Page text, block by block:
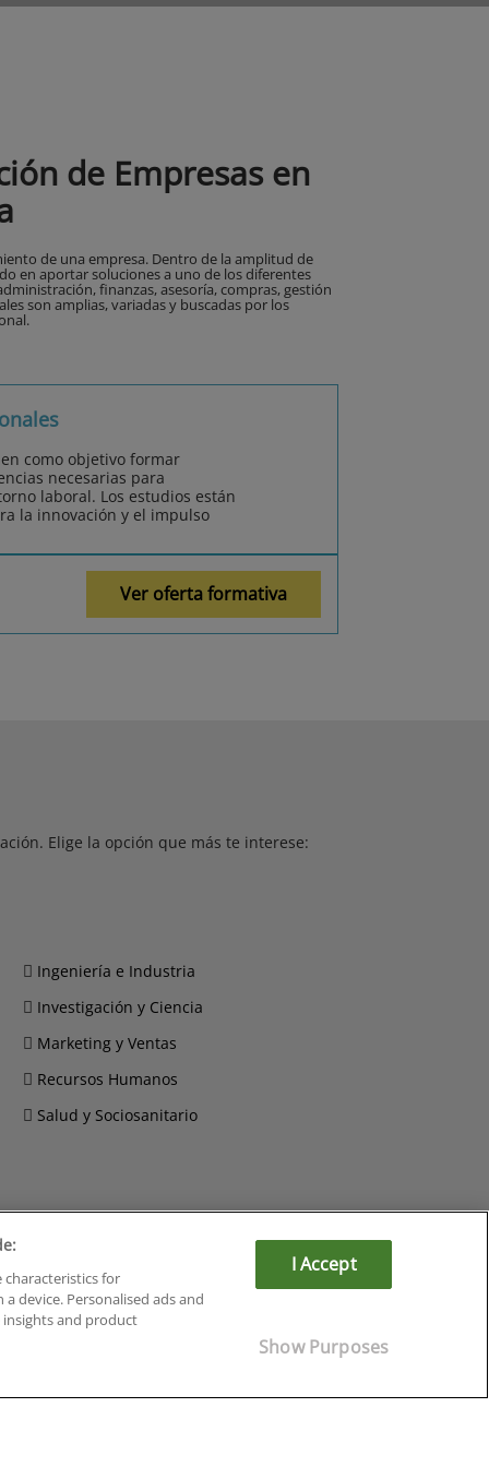
de Empresas en
de una empresa. Dentro de la amplitud de
en aportar soluciones a uno de los diferentes
finanzas, asesoría, compras, gestión
son amplias, variadas y buscadas por los
como objetivo formar
necesarias para
laboral. Los estudios están
la innovación y el impulso
Ver oferta formativa
Elige la opción que más te interese:
Ingeniería e Industria
Investigación y Ciencia
Marketing y Ventas
Recursos Humanos
Salud y Sociosanitario
Cursos en Tarragona
Cursos en Tenerife
Cursos en Toledo
Cursos en Zaragoza
characteristics for
device. Personalised ads and
and product
I Accept
Show Purposes